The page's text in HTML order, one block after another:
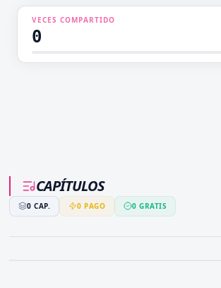
VECES COMPARTIDO
0
CAPÍTULOS
0 CAP. 0 PAGO 0 GRATIS